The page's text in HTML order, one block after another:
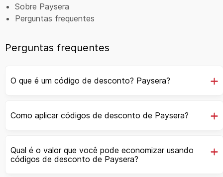
Sobre Paysera
Perguntas frequentes
Perguntas frequentes
O que é um código de desconto? Paysera?
Como aplicar códigos de desconto de Paysera?
Qual é o valor que você pode economizar usando
códigos de desconto de Paysera?